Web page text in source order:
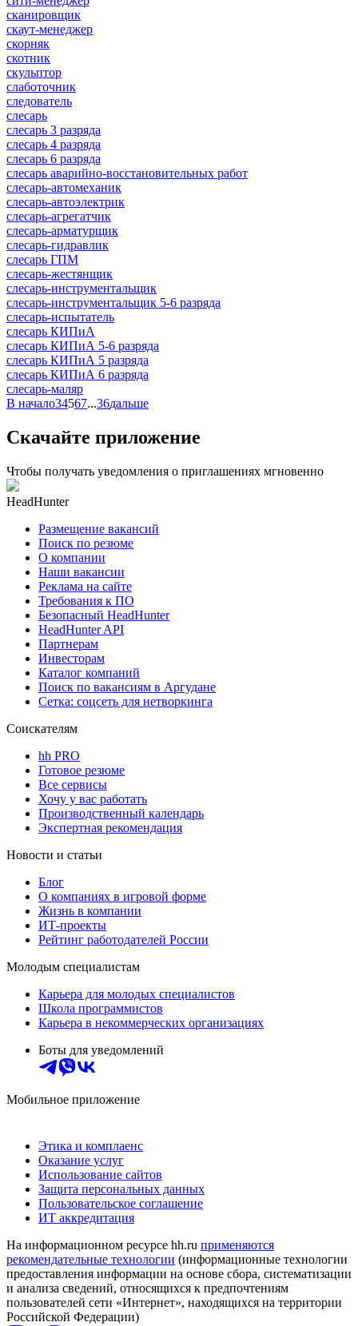
сканировщик
скаут-менеджер
скорняк
скотник
скульптор
слаботочник
следователь
слесарь
слесарь 3 разряда
слесарь 4 разряда
слесарь 6 разряда
слесарь аварийно-восстановительных работ
слесарь-автомеханик
слесарь-автоэлектрик
слесарь-агрегатчик
слесарь-арматурщик
слесарь-гидравлик
слесарь ГПМ
слесарь-жестянщик
слесарь-инструментальщик
слесарь-инструментальщик 5-6 разряда
слесарь-испытатель
слесарь КИПиА
слесарь КИПиА 5-6 разряда
слесарь КИПиА 5 разряда
слесарь КИПиА 6 разряда
слесарь-маляр
В начало34567...36дальше
Скачайте приложение
Чтобы получать уведомления о приглашениях мгновенно
HeadHunter
Размещение вакансий
Поиск по резюме
О компании
Наши вакансии
Реклама на сайте
Требования к ПО
Безопасный HeadHunter
HeadHunter API
Партнерам
Инвесторам
Каталог компаний
Поиск по вакансиям в Аргудане
Сетка: соцсеть для нетворкинга
Соискателям
hh PRO
Готовое резюме
Все сервисы
Хочу у вас работать
Производственный календарь
Экспертная рекомендация
Новости и статьи
Блог
О компаниях в игровой форме
Жизнь в компании
ИТ-проекты
Рейтинг работодателей России
Молодым специалистам
Карьера для молодых специалистов
Школа программистов
Карьера в некоммерческих организациях
Боты для уведомлений
Мобильное приложение
Этика и комплаенс
Оказание услуг
Использование сайтов
Защита персональных данных
Пользовательское соглашение
ИТ аккредитация
На информационном ресурсе hh.ru применяются
рекомендательные технологии (информационные технологии
предоставления информации на основе сбора, систематизации
и анализа сведений, относящихся к предпочтениям
пользователей сети «Интернет», находящихся на территории
Российской Федерации)